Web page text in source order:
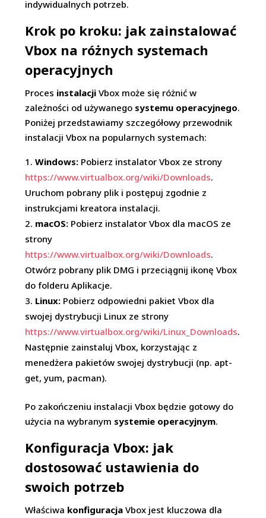
indywidualnych potrzeb.
Krok po kroku: jak zainstalować
Vbox na różnych systemach
operacyjnych
Proces instalacji Vbox może się różnić w
zależności od używanego systemu operacyjnego.
Poniżej przedstawiamy szczegółowy przewodnik
instalacji Vbox na popularnych systemach:
Windows: Pobierz instalator Vbox ze strony
https://www.virtualbox.org/wiki/Downloads.
Uruchom pobrany plik i postępuj zgodnie z
instrukcjami kreatora instalacji.
macOS: Pobierz instalator Vbox dla macOS ze
strony
https://www.virtualbox.org/wiki/Downloads.
Otwórz pobrany plik DMG i przeciągnij ikonę Vbox
do folderu Aplikacje.
Linux: Pobierz odpowiedni pakiet Vbox dla
swojej dystrybucji Linux ze strony
https://www.virtualbox.org/wiki/Linux_Downloads.
Następnie zainstaluj Vbox, korzystając z
menedżera pakietów swojej dystrybucji (np. apt-
get, yum, pacman).
Po zakończeniu instalacji Vbox będzie gotowy do
użycia na wybranym systemie operacyjnym.
Konfiguracja Vbox: jak
dostosować ustawienia do
swoich potrzeb
Właściwa konfiguracja Vbox jest kluczowa dla